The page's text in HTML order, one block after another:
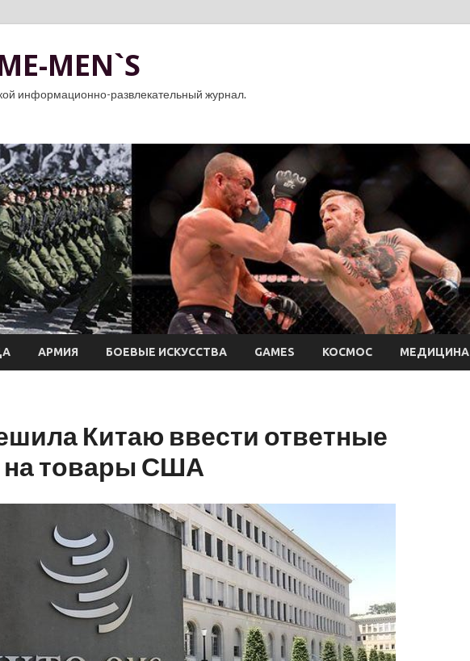
MEN`S
информационно-развлекательный журнал.
АРМИЯ БОЕВЫЕ ИСКУССТВА GAMES КОСМОС МЕДИЦИНА
Китаю ввести ответные
товары США